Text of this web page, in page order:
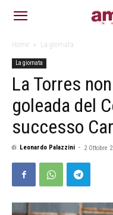
Home La giornata
La giornata
La Torres
goleada del
successo
di Leonardo Palazzini - 2 Ottobre